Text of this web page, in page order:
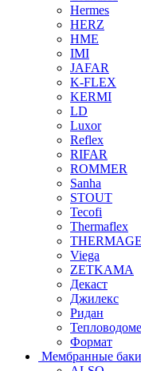
Hermes
HERZ
HME
IMI
JAFAR
K-FLEX
KERMI
LD
Luxor
Reflex
RIFAR
ROMMER
Sanha
STOUT
Tecofi
Thermaflex
Viega
ZETKAMA
Декаст
Джилекс
Ридан
Формат
Мембранные баки